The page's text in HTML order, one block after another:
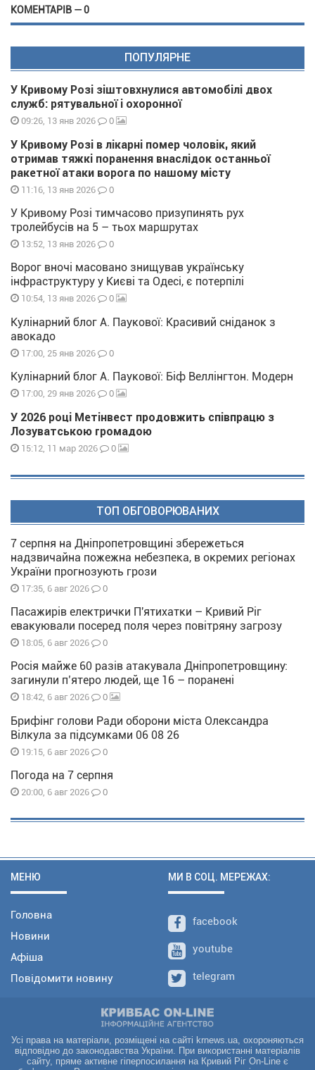
КОМЕНТАРІВ — 0
ПОПУЛЯРНЕ
У Кривому Розі зіштовхнулися автомобілі двох
служб: рятувальної і охоронної
09:26, 13 янв 2026 0
У Кривому Розі в лікарні помер чоловік, який
отримав тяжкі поранення внаслідок останньої
ракетної атаки ворога по нашому місту
11:16, 13 янв 2026 0
У Кривому Розі тимчасово призупинять рух
тролейбусів на 5 – тьох маршрутах
13:52, 13 янв 2026 0
Ворог вночі масовано знищував українську
інфраструктуру у Києві та Одесі, є потерпілі
10:54, 13 янв 2026 0
Кулінарний блог А. Паукової: Красивий сніданок з
авокадо
17:00, 25 янв 2026 0
Кулінарний блог А. Паукової: Біф Веллінгтон. Модерн
17:00, 29 янв 2026 0
У 2026 році Метінвест продовжить співпрацю з
Лозуватською громадою
15:12, 11 мар 2026 0
ТОП ОБГОВОРЮВАНИХ
7 серпня на Дніпропетровщині збережеться
надзвичайна пожежна небезпека, в окремих регіонах
України прогнозують грози
17:35, 6 авг 2026 0
Пасажирів електрички П'ятихатки – Кривий Ріг
евакуювали посеред поля через повітряну загрозу
18:05, 6 авг 2026 0
Росія майже 60 разів атакувала Дніпропетровщину:
загинули п’ятеро людей, ще 16 – поранені
18:42, 6 авг 2026 0
Брифінг голови Ради оборони міста Олександра
Вілкула за підсумками 06 08 26
19:15, 6 авг 2026 0
Погода на 7 серпня
20:00, 6 авг 2026 0
МЕНЮ
Головна
Новини
Афіша
Повідомити новину
МИ В СОЦ. МЕРЕЖАХ:
facebook
youtube
telegram
Усі права на матеріали, розміщені на сайті krnews.ua, охороняються
відповідно до законодавства України. При використанні матеріалів
сайту, пряме активне гіперпосилання на Кривий Ріг On-Line є